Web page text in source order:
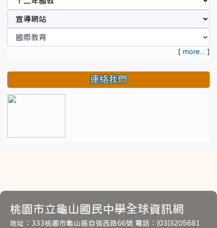
[ more... ]
連絡我們
桃園市立龜山國民中學全球資訊網
地址：333桃園市龜山區自強西路66號 電話：(03)3205681